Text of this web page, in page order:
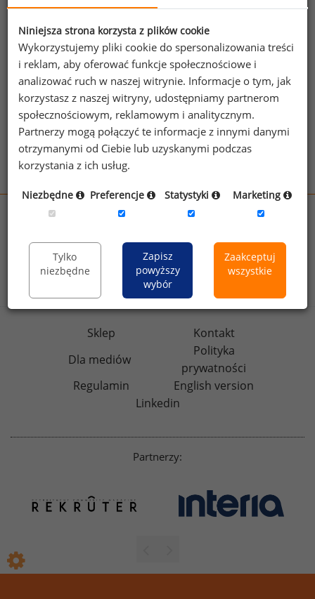
kryteriów. Pomiar wielkości wymagań umożliwiają
specjalne skale, różnicujące poziomy wymagań
w zakresie każdego czynnika dla poszczególnych
stanowisk. Są one nazywane kluczami analitycznymi.
Wśród metod analitycznych najczęściej stosowane są
techniki analityczno- punktowe oraz porównywania
czynników.
Zobacz więcej haseł
wynagrodzenia.pl
rynekpracy.pl
raportyplacowe.pl
badania
.pl wskazniki HR.pl
Sklep
Kontakt
Dla mediów
Polityka
prywatności
Regulamin
English version
Linkedin
Partnerzy:
Niniejsza strona korzysta z plików cookie
Wykorzystujemy pliki cookie do spersonalizowania treści
i reklam, aby oferować funkcje społecznościowe i
analizować ruch w naszej witrynie. Informacje o tym, jak
korzystasz z naszej witryny, udostępniamy partnerom
społecznościowym, reklamowym i analitycznym.
Partnerzy mogą połączyć te informacje z innymi danymi
otrzymanymi od Ciebie lub uzyskanymi podczas
korzystania z ich usług.
Niezbędne Preferencje Statystyki Marketing
Tylko
niezbędne
Zapisz
powyższy
wybór
Zaakceptuj
wszystkie